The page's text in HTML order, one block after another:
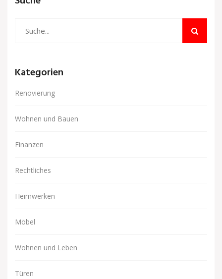
Kategorien
Renovierung
Wohnen und Bauen
Finanzen
Rechtliches
Heimwerken
Möbel
Wohnen und Leben
Türen